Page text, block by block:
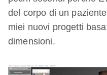
del corpo di un
miei nuovi progetti
dimensioni.